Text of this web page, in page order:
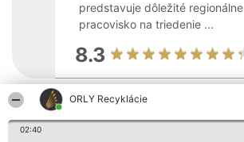
ORLY Recyklácie
02:40
predstavuje dôležité regionálne
pracovisko na triedenie ...
8.3
Organizátor hodnotenia
Bright Side Solutions sp. z o.
o. sp. k.
Laureáti